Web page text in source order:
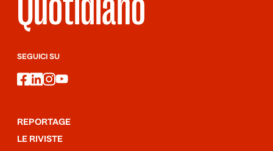
SEGUICI SU
facebook
linkedin
instagram
youtube
REPORTAGE
LE RIVISTE